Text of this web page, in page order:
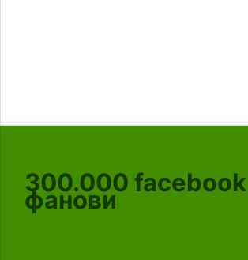
300.000 facebook
фанови